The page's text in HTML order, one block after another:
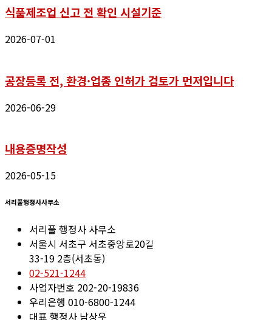
식품제조업 신고 전 확인 시설기준
2026-07-01
공장등록 전, 환경·업종 인허가 검토가 먼저입니다
2026-06-29
내용증명작성
2026-05-15
서리풀행정사사무소
서리풀 행정사 사무소
서울시 서초구 서초중앙로20길
33-19 2층(서초동)
02-521-1244
사업자번호 202-20-19836
우리은행 010-6800-1244
대표 행정사 남상우